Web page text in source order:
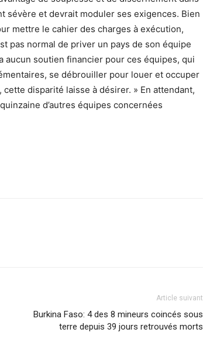
sévère et devrait moduler ses exigences. Bien
mettre le cahier des charges à exécution,
pas normal de priver un pays de son équipe
aucun soutien financier pour ces équipes, qui
se débrouiller pour louer et occuper
disparité laisse à désirer. » En attendant,
d’autres équipes concernées
Article suivant
Burkina Faso: 4 des 8 mineurs coincés sous
terre depuis 39 jours retrouvés morts